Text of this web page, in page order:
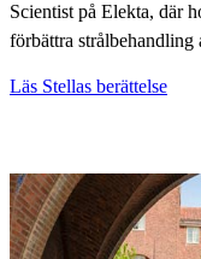
Scientist på Elekta, där
förbättra strålbehandling
Läs Stellas berättelse